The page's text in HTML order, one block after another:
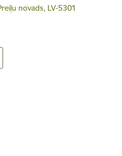
novads, LV-5301